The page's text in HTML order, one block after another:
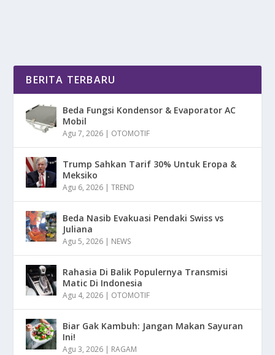
BERITA TERBARU
Beda Fungsi Kondensor & Evaporator AC
Mobil
Agu 7, 2026 | OTOMOTIF
Trump Sahkan Tarif 30% Untuk Eropa &
Meksiko
Agu 6, 2026 |TREND
Beda Nasib Evakuasi Pendaki Swiss vs
Juliana
Agu 5, 2026 | NEWS
Rahasia Di Balik Populernya Transmisi
Matic Di Indonesia
Agu 4, 2026 | OTOMOTIF
Biar Gak Kambuh: Jangan Makan Sayuran
Ini!
Agu 3, 2026 | RAGAM